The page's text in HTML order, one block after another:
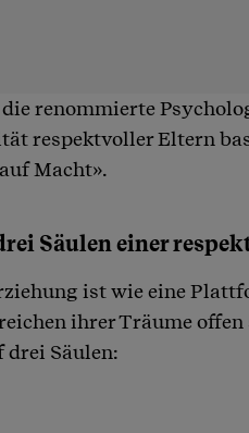
renommierte
respektvoller Eltern
Macht».
Säulen einer
ist wie eine
ihrer Träume
drei Säulen: